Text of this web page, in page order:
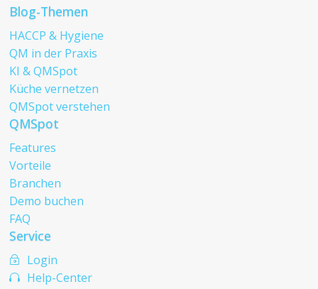
Blog-Themen
HACCP & Hygiene
QM in der Praxis
KI & QMSpot
Küche vernetzen
QMSpot verstehen
QMSpot
Features
Vorteile
Branchen
Demo buchen
FAQ
Service
~ Login
 Help-Center